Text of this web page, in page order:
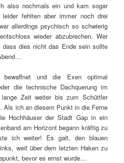
also nochmals ein und kam sogar
fehlten aber immer noch drei
allerdings psychisch so schwierig
wieder abzubrechen. Wer
dass dies nicht das Ende sein sollte
und die Exen optimal
die technische Dachquerung im
Zeit weiter bis zum Schüttler
Als ich an diesem Punkt in die Ferne
Hochhäuser der Stadt Gap in ein
am Horizont begann kräftig zu
ich weiter! Es galt, den blauen
weit über dem letzten Haken zu
bevor es ernst wurde…